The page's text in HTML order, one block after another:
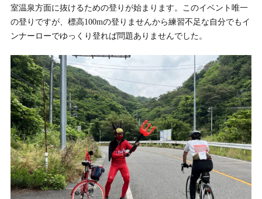
室温泉方面に抜けるための登りが始まります。このイベント唯一
の登りですが、標高100mの登りませんから練習不足な自分でもイ
ンナーローでゆっくり登れば問題ありませんでした。